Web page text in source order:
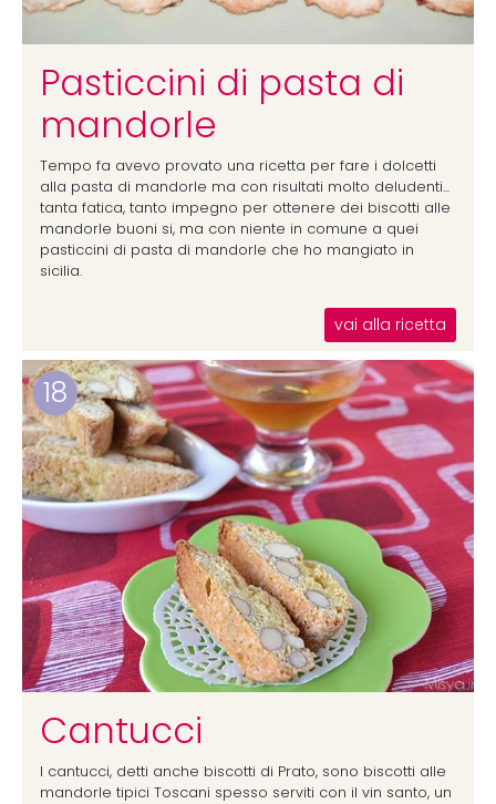
Pasticcini di pasta di
mandorle
Tempo fa avevo provato una ricetta per fare i dolcetti
alla pasta di mandorle ma con risultati molto deludenti...
tanta fatica, tanto impegno per ottenere dei biscotti alle
mandorle buoni si, ma con niente in comune a quei
pasticcini di pasta di mandorle che ho mangiato in
sicilia.
vai alla ricetta
18
Cantucci
I cantucci, detti anche biscotti di Prato, sono biscotti alle
mandorle tipici Toscani spesso serviti con il vin santo, un